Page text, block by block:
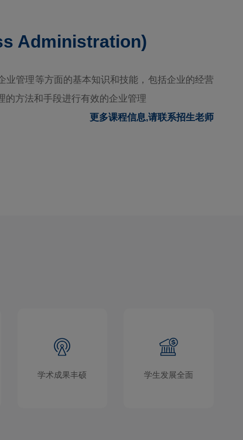
Administration)
业管理等方面的基本知识和技能，包括企业的经营
的方法和手段进行有效的企业管理
更多课程信息,请联系招生老师
学术成果丰硕 学生发展全面